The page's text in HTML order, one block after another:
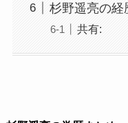
杉野遥亮の経
共有: